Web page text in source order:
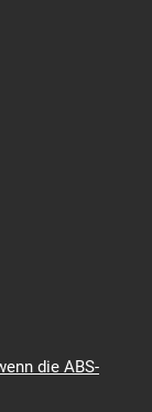
die ABS-